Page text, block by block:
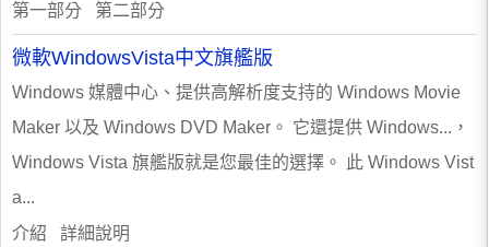
第一部分 第二部分
微軟WindowsVista中文旗艦版
Windows 媒體中心、提供高解析度支持的 Windows Movie
Maker 以及 Windows DVD Maker。 它還提供 Windows...，
Windows Vista 旗艦版就是您最佳的選擇。 此 Windows Vist
a...
介紹 詳細說明